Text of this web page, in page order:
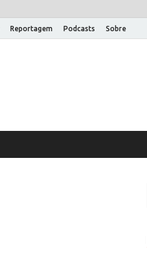
Reportagem Podcasts Sobre